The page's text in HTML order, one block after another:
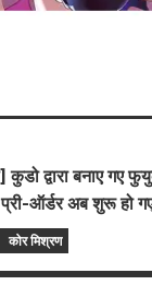
द्वारा बनाए गए
ऑर्डर अब शुरू हो
कोर मिश्रण